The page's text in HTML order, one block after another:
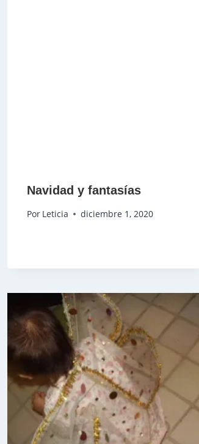
Navidad y fantasías
Por Leticia diciembre 1, 2020